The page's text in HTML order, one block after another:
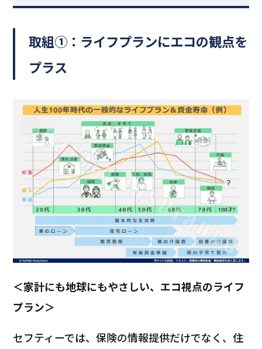
取組①：ライフプランにエコの観点を
プラス
＜家計にも地球にもやさしい、エコ視点のライフ
プラン＞
セフティーでは、保険の情報提供だけでなく、住